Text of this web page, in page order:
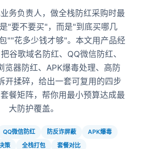
务负责人，做全栈防红采购时最
"要不要买"，而是"到底买哪几
""花多少钱才够"。本文用产品经
谷歌域名防红、QQ微信防红、
览器防红、APK爆毒处理、高防
开揉碎，给出一套可复用的四步
餐矩阵，帮你用最小预算达成最
大防护覆盖。
QQ微信防红 防反诈屏蔽
APK爆毒
策
全栈打包 套餐对比